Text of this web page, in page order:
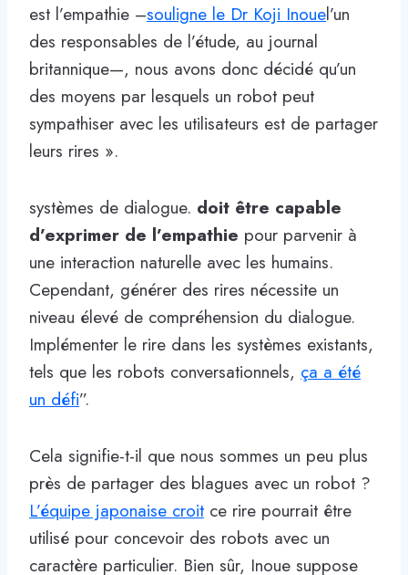
est l’empathie –souligne le Dr Koji Inouel’un
des responsables de l’étude, au journal
britannique—, nous avons donc décidé qu’un
des moyens par lesquels un robot peut
sympathiser avec les utilisateurs est de partager
leurs rires ».
systèmes de dialogue. doit être capable
d’exprimer de l’empathie pour parvenir à
une interaction naturelle avec les humains.
Cependant, générer des rires nécessite un
niveau élevé de compréhension du dialogue.
Implémenter le rire dans les systèmes existants,
tels que les robots conversationnels, ça a été
un défi”.
Cela signifie-t-il que nous sommes un peu plus
près de partager des blagues avec un robot ?
L’équipe japonaise croit ce rire pourrait être
utilisé pour concevoir des robots avec un
caractère particulier. Bien sûr, Inoue suppose